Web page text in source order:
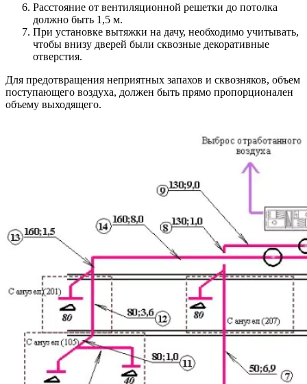
Расстояние от вентиляционной решетки до потолка
должно быть 1,5 м.
При установке вытяжки на дачу, необходимо учитывать,
чтобы внизу дверей были сквозные декоративные
отверстия.
Для предотвращения неприятных запахов и сквозняков, объем
поступающего воздуха, должен быть прямо пропорционален
объему выходящего.